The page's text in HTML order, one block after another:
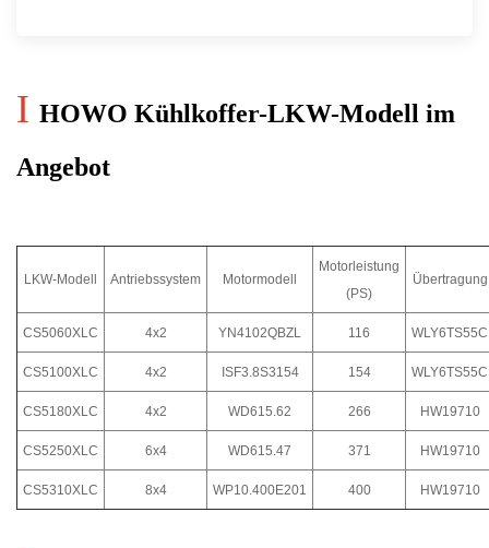
I HOWO Kühlkoffer-LKW-Modell im
Angebot
LKW-Modell Antriebssystem Motormodell
Motorleistung
(PS)
Übertragung
CS5060XLC 4x2 YN4102QBZL 116 WLY6TS55C
CS5100XLC 4x2 ISF3.8S3154 154 WLY6TS55C
CS5180XLC 4x2 WD615.62 266 HW19710
CS5250XLC 6x4 WD615.47 371 HW19710
CS5310XLC 8x4 WP10.400E201 400 HW19710